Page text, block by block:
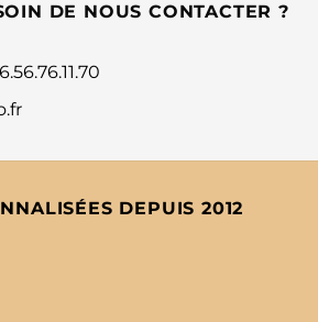
DE NOUS CONTACTER ?
DEPUIS 2012